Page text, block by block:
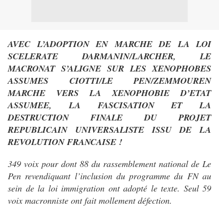
AVEC L’ADOPTION EN MARCHE DE LA LOI
SCELERATE DARMANIN/LARCHER, LE
MACRONAT S’ALIGNE SUR LES XENOPHOBES
ASSUMES CIOTTI/LE PEN/ZEMMOUREN
MARCHE VERS LA XENOPHOBIE D’ETAT
ASSUMEE, LA FASCISATION ET LA
DESTRUCTION FINALE DU PROJET
REPUBLICAIN UNIVERSALISTE ISSU DE LA
REVOLUTION FRANCAISE !
349 voix pour dont 88 du rassemblement national de Le
Pen revendiquant l’inclusion du programme du FN au
sein de la loi immigration ont adopté le texte. Seul 59
voix macronniste ont fait mollement défection.